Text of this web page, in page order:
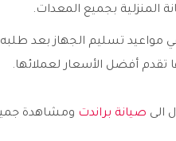
المنزلية بجميع المعدات.
مواعيد تسليم الجهاز بعد
تقدم أفضل الأسعار لعملائها.
الى صيانة براندت ومشاهدة